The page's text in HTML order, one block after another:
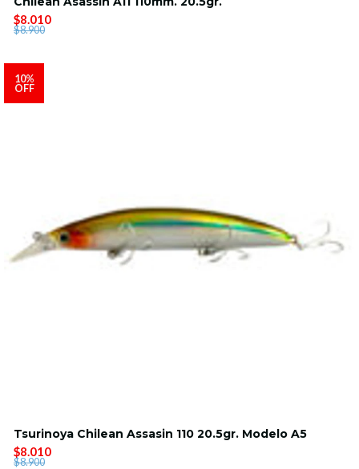
$8.010
$8.900
10%
OFF
Tsurinoya Chilean Assasin 110 20.5gr. Modelo A5
$8.010
$8.900